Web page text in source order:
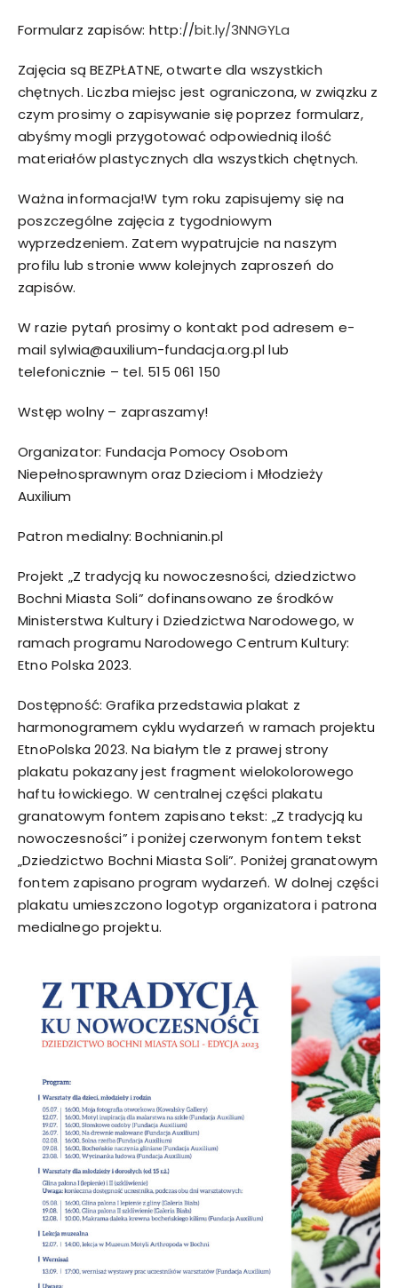
Formularz zapisów: http://bit.ly/3NNGYLa
Zajęcia są BEZPŁATNE, otwarte dla wszystkich
chętnych. Liczba miejsc jest ograniczona, w związku z
czym prosimy o zapisywanie się poprzez formularz,
abyśmy mogli przygotować odpowiednią ilość
materiałów plastycznych dla wszystkich chętnych.
Ważna informacja!W tym roku zapisujemy się na
poszczególne zajęcia z tygodniowym
wyprzedzeniem. Zatem wypatrujcie na naszym
profilu lub stronie www kolejnych zaproszeń do
zapisów.
W razie pytań prosimy o kontakt pod adresem e-
mail sylwia@auxilium-fundacja.org.pl lub
telefonicznie – tel. 515 061 150
Wstęp wolny – zapraszamy!
Organizator: Fundacja Pomocy Osobom
Niepełnosprawnym oraz Dzieciom i Młodzieży
Auxilium
Patron medialny:Bochnianin.pl
Projekt „Z tradycją ku nowoczesności, dziedzictwo
Bochni Miasta Soli” dofinansowano ze środków
Ministerstwa Kultury i Dziedzictwa Narodowego, w
ramach programu Narodowego Centrum Kultury:
Etno Polska 2023.
Dostępność: Grafika przedstawia plakat z
harmonogramem cyklu wydarzeń w ramach projektu
EtnoPolska 2023. Na białym tle z prawej strony
plakatu pokazany jest fragment wielokolorowego
haftu łowickiego. W centralnej części plakatu
granatowym fontem zapisano tekst: „Z tradycją ku
nowoczesności” i poniżej czerwonym fontem tekst
„Dziedzictwo Bochni Miasta Soli”. Poniżej granatowym
fontem zapisano program wydarzeń. W dolnej części
plakatu umieszczono logotyp organizatora i patrona
medialnego projektu.